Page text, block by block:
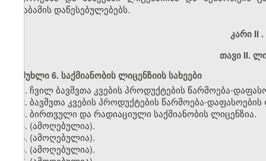
შესაბამის დაწესებულებებს.
კარი II
თავი II.
მუხლი 6. საქმიანობის ლიცენზიის სახეები
1. ჩვილ ბავშვთა კვების პროდუქტების წარმოება-
2. ბავშვთა კვების პროდუქტების წარმოება-
3. ბირთვული და რადიაციული საქმიანობის ლიცენზია.
4. (ამოღებულია).
5. (ამოღებულია).
6. (ამოღებულია).